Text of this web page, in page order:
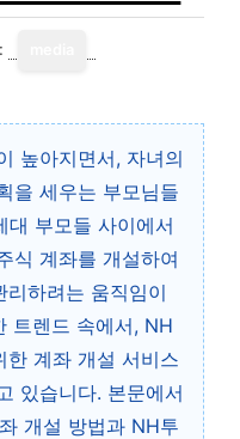
높아지면서, 자녀의
을 세우는 부모님들
대 부모들 사이에서
식 계좌를 개설하여
하려는 움직임이
트렌드 속에서, NH
한 계좌 개설 서비스
있습니다. 본문에서
개설 방법과 NH투